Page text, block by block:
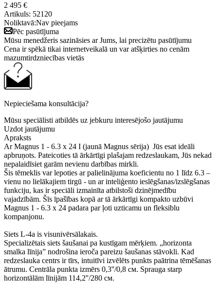
2 495 €
Artikuls: 52120
Noliktavā:Nav pieejams
Pēc pasūtījuma
Mūsu menedžeris sazināsies ar Jums, lai precizētu pasūtījumu
Cena ir spēkā tikai internetveikalā un var atšķirties no cenām
mazumtirdzniecības vietās
Nepieciešama konsultācija?
Mūsu speciālisti atbildēs uz jebkuru interesējošo jautājumu
Uzdot jautājumu
Apraksts
Ar Magnus 1 - 6.3 x 24 I (jaunā Magnus sērija) Jūs esat ideāli
apbruņots. Pateicoties tā ārkārtīgi plašajam redzeslaukam, Jūs nekad
nepalaidīsiet garām nevienu darbības mirkli.
Šis tēmeklis var lepoties ar palielinājuma koeficientu no 1 līdz 6.3 –
vienu no lielākajiem tirgū - un ar inteliģento ieslēgšanas/izslēgšanas
funkciju, kas ir speciāli izmainīta atbilstoši dzinējmedību
vajadzībām. Šīs īpašības kopā ar tā ārkārtīgi kompakto uzbūvi
Magnus 1 - 6.3 x 24 padara par ļoti uzticamu un fleksiblu
kompanjonu.
Siets L-4a is visunivērsālakais.
Specializētais siets šaušanai pa kustīgam mērķiem. „horizonta
smalka līnija” nodrošina ieroča pareizu šaušanas stāvokli. Kad
redzeslauka centrs ir tīrs, intuitīvi izvēlēts punkts paātrina tēmēšanas
ātrumu. Centrāla punkta izmērs 0,3''/0,8 см. Sprauga starp
horizontālām līnijām 114,2''/280 см.